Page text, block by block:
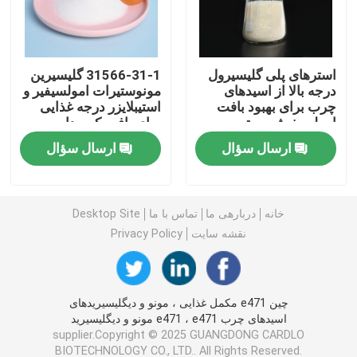
امولسیفایر غذایی E471
امولسیفایر درجه مواد غذایی
امولسیفایرهای غذایی طبیعی
گلیسرول مونو استئارات
کیک بهبود دهنده امولسیون
استرهای پلی گلیسیرول
درجه بالا از اسیدهای
چرب برای بهبود بافت
امولسیفیشن برتر
ارسال سؤال
31566-31-1 گلیسیرین
مونوستیرات امولسیفیر و
استیبلایزر درجه غذایی
برای بافت کرم دار
ارسال سؤال
خانه دربارهی ما تماس با ما
Desktop Site
نقشه سایت
Privacy Policy
چین e471 مکمل غذایی ، مونو و دیگلیسیریدهای
اسیدهای چرب e471 ، e471 مونو و دیگلیسیرید
supplier.Copyright © 2025 GUANGDONG CARDLO
BIOTECHNOLOGY CO., LTD.. All Rights Reserved.